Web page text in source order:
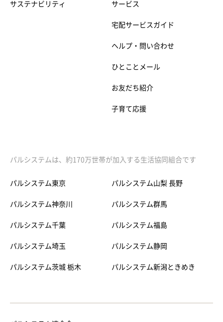
サステナビリティ サービス
宅配サービスガイド
ヘルプ・問い合わせ
ひとことメール
お友だち紹介
子育て応援
パルシステムは、約170万世帯が加入する生活協同組合です
パルシステム東京
パルシステム神奈川
パルシステム千葉
パルシステム埼玉
パルシステム茨城 栃木
パルシステム山梨 長野
パルシステム群馬
パルシステム福島
パルシステム静岡
パルシステム新潟ときめき